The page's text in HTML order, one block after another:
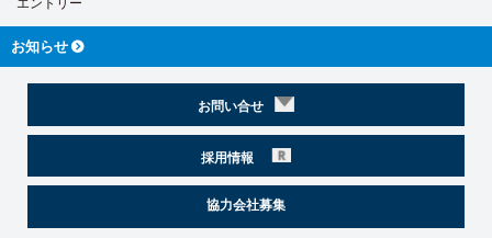
エントリー
お知らせ
お問い合せ
採用情報
協力会社募集